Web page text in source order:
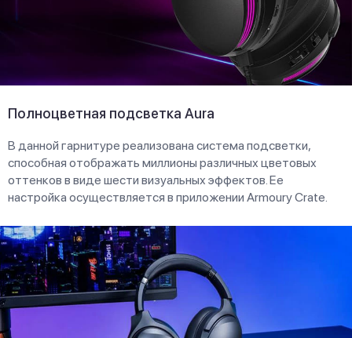
Полноцветная подсветка Aura
В данной гарнитуре реализована система подсветки,
способная отображать миллионы различных цветовых
оттенков в виде шести визуальных эффектов. Ее
настройка осуществляется в приложении Armoury Crate.